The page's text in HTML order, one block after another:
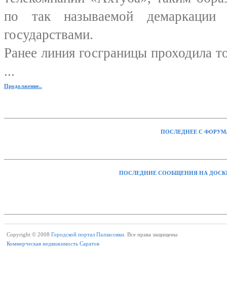
по так называемой
государствами.
Ранее линия госграницы проходила
...
Продолжение..
ПОСЛЕДНЕЕ С
ПОСЛЕДНИЕ СООБЩЕНИЯ НА
Copyright © 2008 Городской портал Палласовки. Все права защищены
Коммерческая недвижимость Саратов